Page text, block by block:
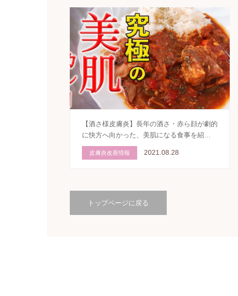
【酒さ様皮膚炎】長年の酒さ・赤ら顔が劇的
に快方へ向かった、美肌になる食事を紹…
皮膚炎改善情報 2021.08.28
トップページに戻る